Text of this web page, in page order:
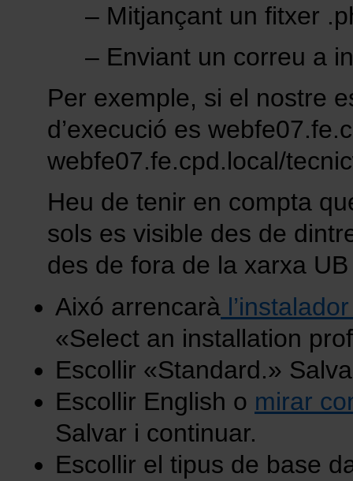
– Mitjançant un fitxer
– Enviant un correu a
Per exemple, si el nostre
d’execució es
webfe07.fe.cpd.local/
Heu de tenir en compta
sols es visible des de
des de fora de la xarxa
Aixó arrencarà
«Select an installation
Escollir «Standard.»
Escollir English o mirar
Salvar i continuar.
Escollir el tipus de base